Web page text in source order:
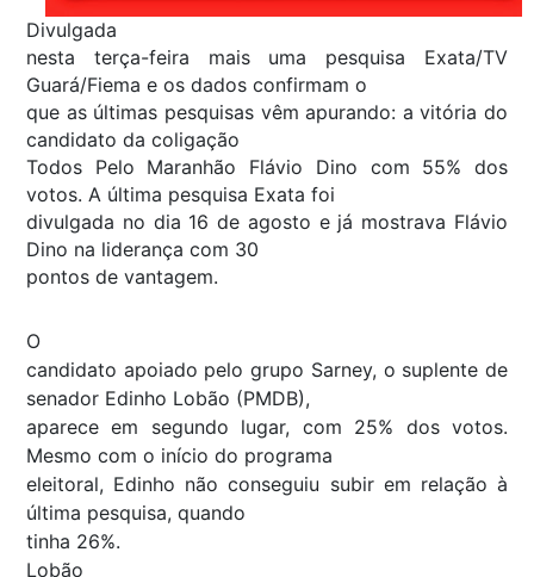
Divulgada
nesta terça-feira mais uma pesquisa Exata/TV
Guará/Fiema e os dados confirmam o
que as últimas pesquisas vêm apurando: a vitória do
candidato da coligação
Todos Pelo Maranhão Flávio Dino com 55% dos
votos. A última pesquisa Exata foi
divulgada no dia 16 de agosto e já mostrava Flávio
Dino na liderança com 30
pontos de vantagem.
O
candidato apoiado pelo grupo Sarney, o suplente de
senador Edinho Lobão (PMDB),
aparece em segundo lugar, com 25% dos votos.
Mesmo com o início do programa
eleitoral, Edinho não conseguiu subir em relação à
última pesquisa, quando
tinha 26%.
Lobão